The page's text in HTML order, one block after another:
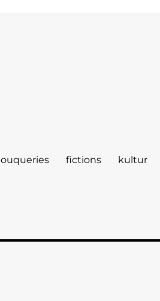
fictions kultur